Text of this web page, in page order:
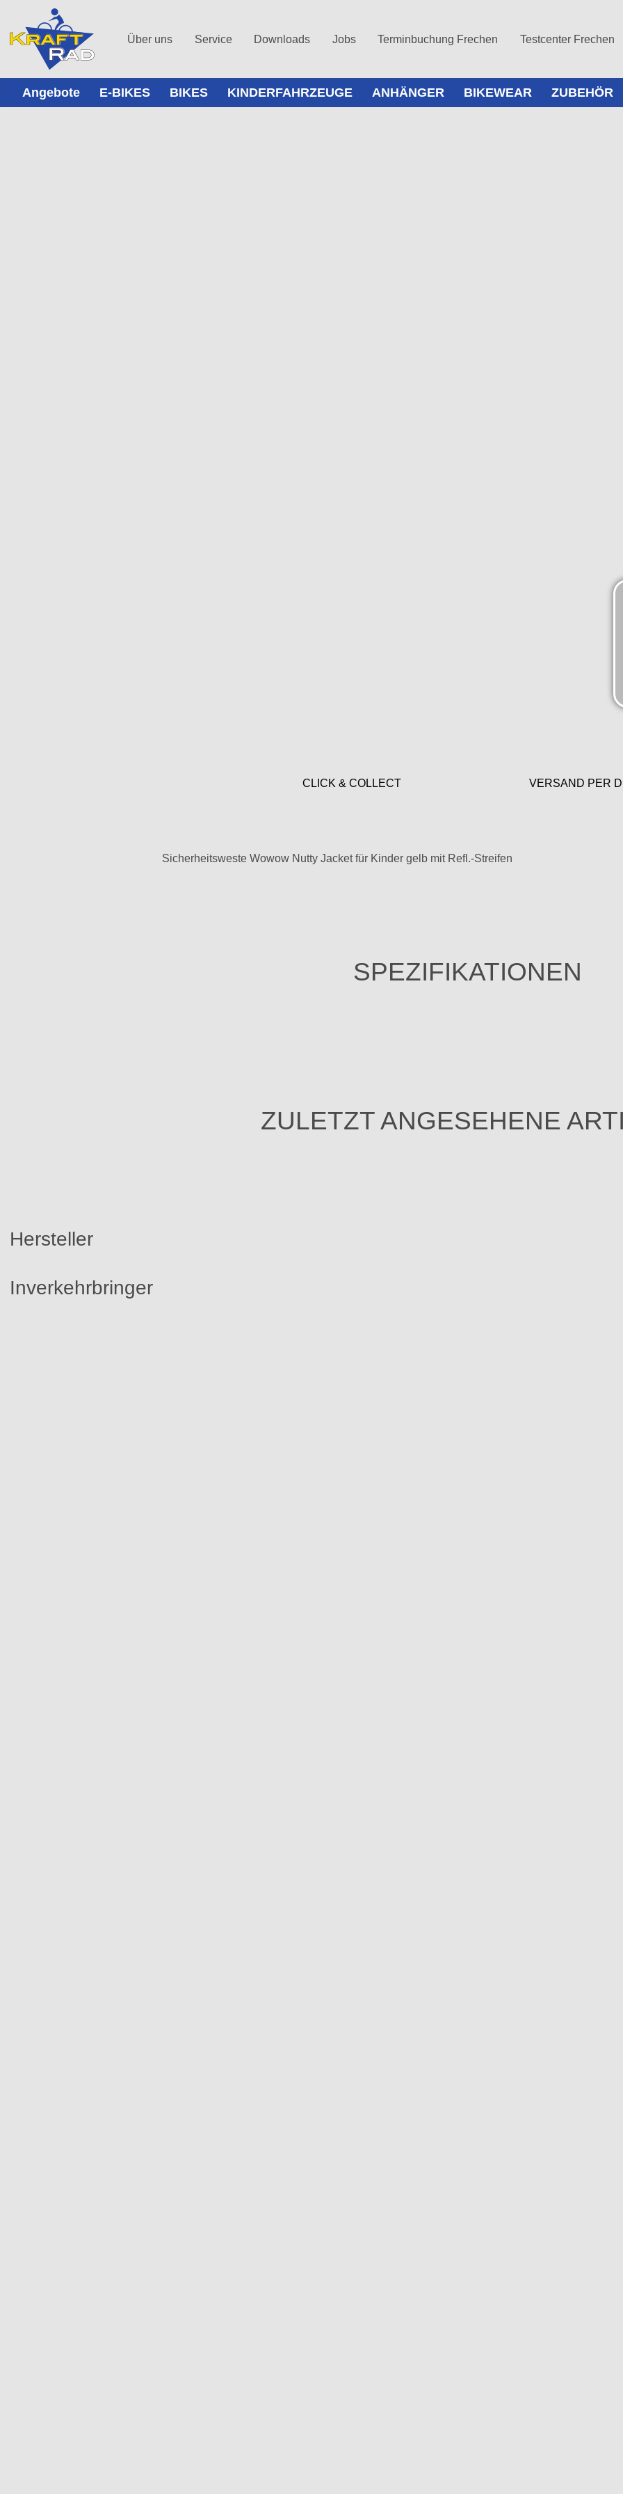
Über uns Service Downloads Jobs Terminbuchung Frechen Testcenter Frechen
Angebote E-BIKES BIKES KINDERFAHRZEUGE ANHÄNGER BIKEWEAR ZUBEHÖR
CLICK & COLLECT VERSAND PER
Sicherheitsweste Wowow Nutty Jacket für Kinder gelb mit Refl.-Streifen
SPEZIFIKATIONEN
ZULETZT ANGESEHENE
Hersteller
Inverkehrbringer